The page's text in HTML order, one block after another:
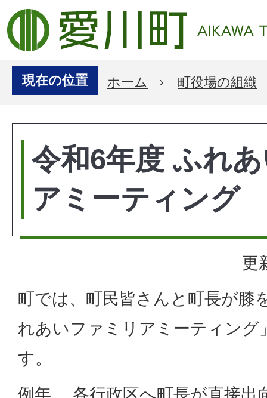
現在の位置 ホーム 町役場の組織
令和6年度 ふれ
アミーティング
更
町では、町民皆さんと町長が膝
れあいファミリアミーティング
す。
例年、 各行政区へ町長が直接出